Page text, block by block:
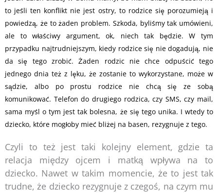
to jeśli ten konflikt nie jest ostry, to rodzice się porozumieją i
powiedzą, że to żaden problem. Szkoda, byliśmy tak umówieni,
ale to właściwy argument, ok, niech tak będzie. W tym
przypadku najtrudniejszym, kiedy rodzice się nie dogadują, nie
da się tego zrobić. Żaden rodzic nie chce odpuścić tego
jednego dnia też z lęku, że zostanie to wykorzystane, może w
sądzie, albo po prostu rodzice nie chcą się ze sobą
komunikować. Telefon do drugiego rodzica, czy SMS, czy mail,
sama myśl o tym jest tak bolesna, że się tego unika. I wtedy to
dziecko, które mogłoby mieć bliżej na basen, rezygnuje z tego.
Czyli to też jest taki kolejny element, gdzie ta
relacja między ojcem i matką wpływa na to
dziecko. Nawet w takim momencie, że to jest tak
trudne, że dziecko rezygnuje z czegoś, na czym mu